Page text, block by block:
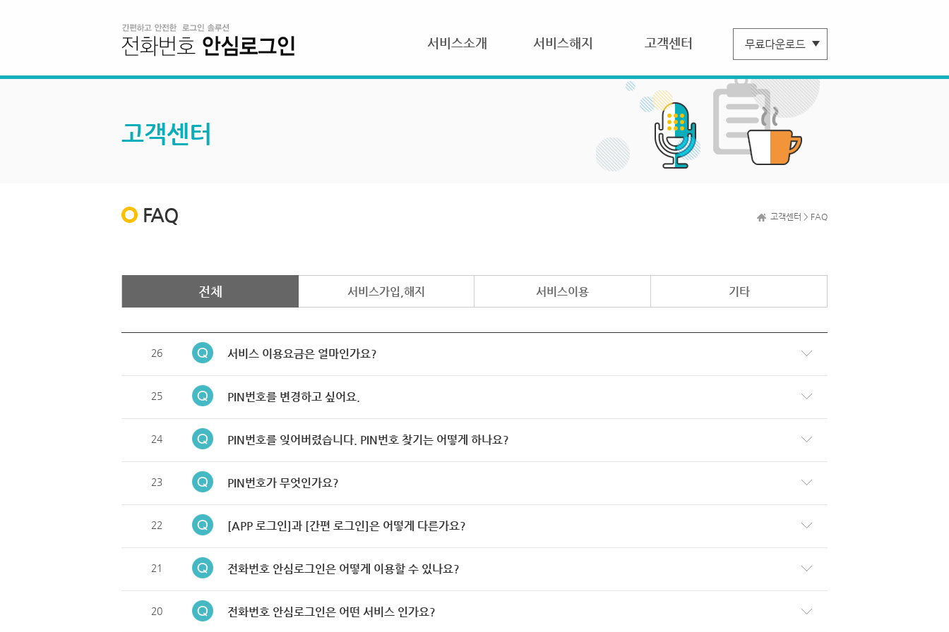
서비스소개 서비스해지 고객센터
고객센터
FAQ 고객센터 > FAQ
전체 서비스가입,해지 서비스이용 기타
26 서비스 이용요금은 얼마인가요?
25 PIN번호를 변경하고 싶어요.
24 PIN번호를 잊어버렸습니다. PIN번호 찾기는 어떻게 하나요?
23 PIN번호가 무엇인가요?
22 [APP 로그인]과 [간편 로그인]은 어떻게 다른가요?
21 전화번호 안심로그인은 어떻게 이용할 수 있나요?
20 전화번호 안심로그인은 어떤 서비스 인가요?